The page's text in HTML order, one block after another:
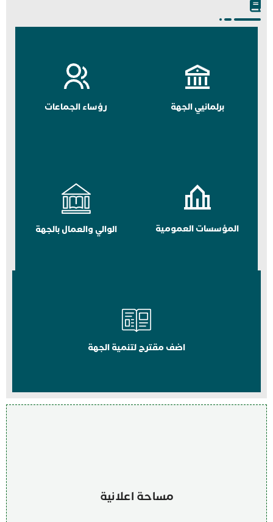
برلمانيي الجهة رؤساء الجماعات
المؤسسات العمومية الوالي والعمال بالجهة
اضف مقترح لتنمية الجهة
مساحة اعلانية